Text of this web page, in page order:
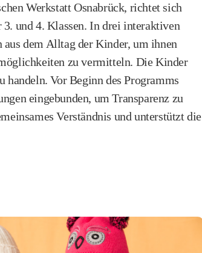
Werkstatt Osnabrück, richtet sich
und 4. Klassen. In drei interaktiven
aus dem Alltag der Kinder, um ihnen
zu vermitteln. Die Kinder
handeln.​ Vor Beginn des Programms
eingebunden, um Transparenz zu
Verständnis und unterstützt die